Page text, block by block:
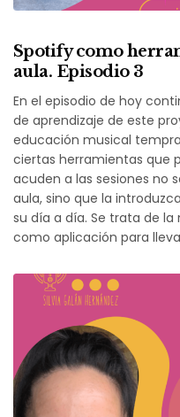
Spotify como
aula. Episodio 3
En el episodio de hoy
de aprendizaje de este
educación musical
ciertas herramientas que
acuden a las sesiones no
aula, sino que la
su día a día. Se trata de
como aplicación para